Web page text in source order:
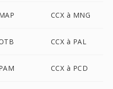
CCX à MNG
CCX à PAL
CCX à PCD